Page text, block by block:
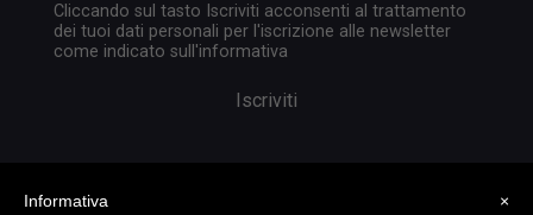
Cliccando sul tasto Iscriviti acconsenti al trattamento
dei tuoi dati personali per l'iscrizione alle newsletter
come indicato sull'informativa
×
Informativa